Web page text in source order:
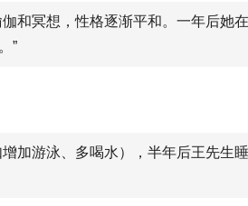
和冥想，性格逐渐平和。一年后她
”
加游泳、多喝水），半年后王先生